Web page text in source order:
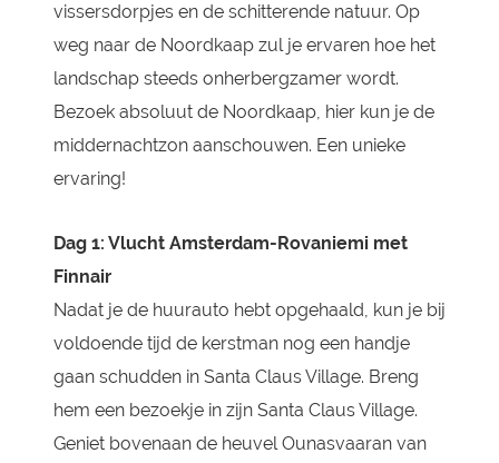
vissersdorpjes en de schitterende natuur. Op
weg naar de Noordkaap zul je ervaren hoe het
landschap steeds onherbergzamer wordt.
Bezoek absoluut de Noordkaap, hier kun je de
middernachtzon aanschouwen. Een unieke
ervaring!
Dag 1: Vlucht Amsterdam-Rovaniemi met
Finnair
Nadat je de huurauto hebt opgehaald, kun je bij
voldoende tijd de kerstman nog een handje
gaan schudden in Santa Claus Village. Breng
hem een bezoekje in zijn Santa Claus Village.
Geniet bovenaan de heuvel Ounasvaaran van